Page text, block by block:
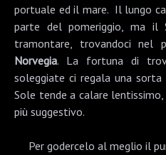
portuale ed il mare. Il lungo
parte del pomeriggio, ma
tramontare, trovandoci nel
Norvegia. La fortuna di
soleggiate ci regala una
Sole tende a calare
più suggestivo.
Per godercelo al meglio il